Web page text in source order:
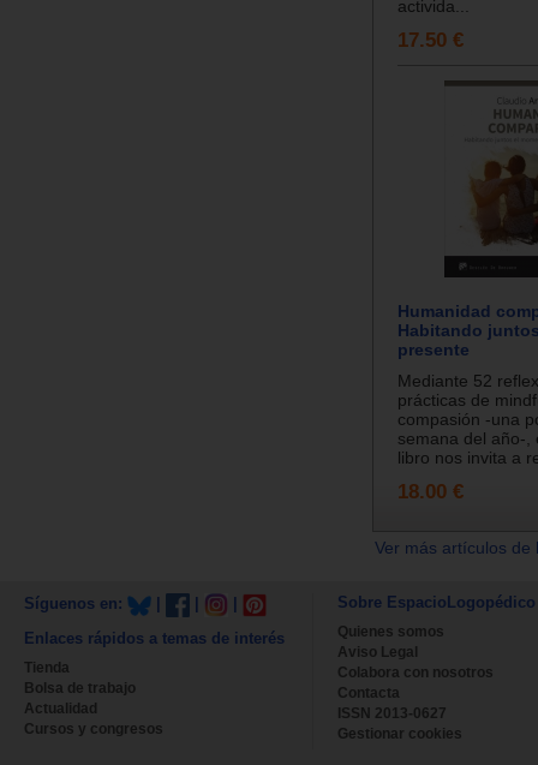
activida...
17.50 €
Humanidad
Habitando
presente
Mediante 52
prácticas de
compasión -una
semana del año-,
libro nos invita a
18.00 €
Ver más artículos
Síguenos en:
Enlaces rápidos a temas de interés
Tienda
Bolsa de trabajo
Actualidad
Cursos y congresos
Sobre EspacioLogopédico
Quienes somos
Aviso Legal
Colabora con nosotros
Contacta
ISSN 2013-0627
Gestionar cookies